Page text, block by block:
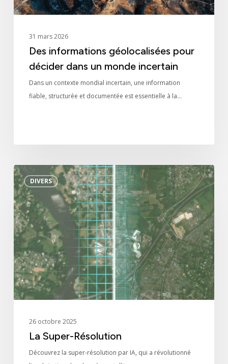
31 mars 2026
Des informations géolocalisées pour
décider dans un monde incertain
Dans un contexte mondial incertain, une information
fiable, structurée et documentée est essentielle à la…
DIVERS
La
Super-
Résolution
26 octobre 2025
La Super-Résolution
Découvrez la super-résolution par IA, qui a révolutionné